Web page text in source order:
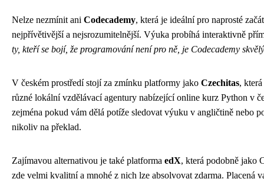
Nelze nezmínit ani Codecademy, která je ideální pro naprosté
nejpřívětivější a nejsrozumitelnější. Výuka probíhá interaktivně
ty, kteří se bojí, že programování není pro ně, je Codecademy
V českém prostředí stojí za zmínku platformy jako Czechitas,
různé lokální vzdělávací agentury nabízející online kurz Python v
zejména pokud vám dělá potíže sledovat výuku v angličtině nebo
nikoliv na překlad.
Zajímavou alternativou je také platforma edX, která podobně jako
zde velmi kvalitní a mnohé z nich lze absolvovat zdarma. Placená